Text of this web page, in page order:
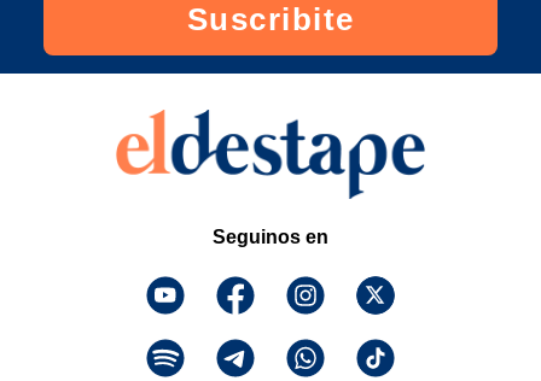
Suscribite
Seguinos en